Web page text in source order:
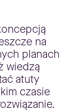
na
planach
wiedzą
atuty
czasie